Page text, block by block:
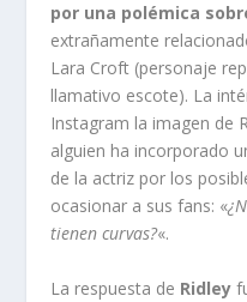
por una polémica
extrañamente
Lara Croft (personaje
llamativo escote). La
Instagram la imagen de
alguien ha incorporado
de la actriz por los
ocasionar a sus fans: «
tienen curvas?«.
La respuesta de Ridley